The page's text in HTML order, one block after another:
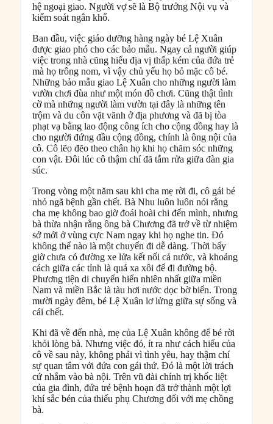
hệ ngoại giao. Người vợ sẽ là Bộ trưởng Nội vụ và
kiểm soát ngân khố.
Ban đầu, việc giáo dưỡng hàng ngày bé Lệ Xuân
được giao phó cho các bảo mẫu. Ngay cả người giúp
việc trong nhà cũng hiểu địa vị thấp kém của đứa trẻ
mà họ trông nom, vì vậy chủ yếu họ bỏ mặc cô bé.
Những bảo mẫu giao Lệ Xuân cho những người làm
vườn chơi đùa như một món đồ chơi. Cũng thật tình
cờ mà những người làm vườn tại đây là những tên
trộm và du côn vặt vãnh ở địa phương và đã bị tòa
phạt vạ bằng lao động công ích cho cộng đồng hay là
cho người đứng đầu cộng đồng, chính là ông nội của
cô. Cô lẽo đẽo theo chân họ khi họ chăm sóc những
con vật. Đôi lúc cô thậm chí đã tắm rửa giữa đàn gia
súc.
Trong vòng một năm sau khi cha mẹ rời đi, cô gái bé
nhỏ ngã bệnh gần chết. Bà Nhu luôn luôn nói rằng
cha mẹ không bao giờ đoái hoài chi đến mình, nhưng
bà thừa nhận rằng ông bà Chương đã trở về từ nhiệm
sở mới ở vùng cực Nam ngay khi họ nghe tin. Đó
không thể nào là một chuyến đi dễ dàng. Thời bấy
giờ chưa có đường xe lửa kết nối cả nước, và khoảng
cách giữa các tỉnh là quá xa xôi để đi đường bộ.
Phương tiện di chuyển hiển nhiên nhất giữa miền
Nam và miền Bắc là tàu hơi nước dọc bờ biển. Trong
mười ngày đêm, bé Lệ Xuân lơ lửng giữa sự sống và
cái chết.
Khi đã về đến nhà, mẹ của Lệ Xuân không để bé rời
khỏi lòng bà. Nhưng việc đó, ít ra như cách hiểu của
cô về sau này, không phải vì tình yêu, hay thậm chí
sự quan tâm với đứa con gái thứ. Đó là một lời trách
cứ nhắm vào bà nội. Trên vũ đài chính trị khốc liệt
của gia đình, đứa trẻ bệnh hoạn đã trở thành một lợi
khí sắc bén của thiếu phụ Chương đối với mẹ chồng
bà.